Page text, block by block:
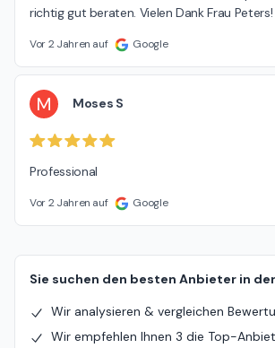
richtig gut beraten. Vielen Dank Frau Peters!
Vor 2 Jahren auf Google
M Moses S
Professional
Vor 2 Jahren auf Google
Sie suchen den besten Anbieter in der
Wir analysieren & vergleichen
Wir empfehlen Ihnen 3 die Top-